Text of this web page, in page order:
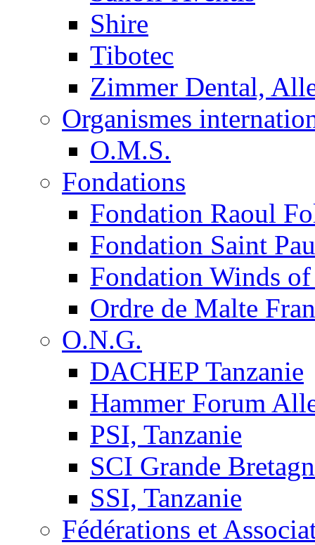
Shire
Tibotec
Zimmer Dental,
Organismes
O.M.S.
Fondations
Fondation Raoul
Fondation Saint
Fondation Winds
Ordre de Malte
O.N.G.
DACHEP Tanzanie
Hammer Forum
PSI, Tanzanie
SCI Grande
SSI, Tanzanie
Fédérations et